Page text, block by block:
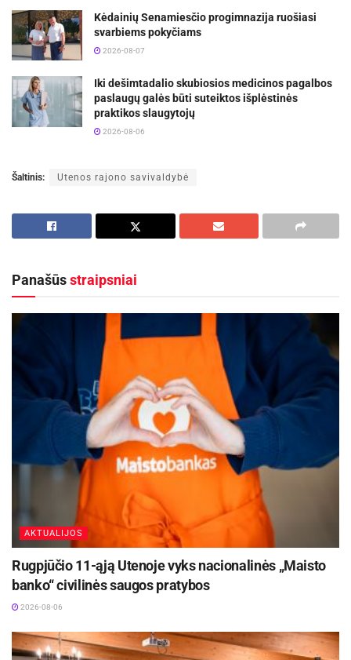
Kėdainių Senamiesčio progimnazija ruošiasi
svarbiems pokyčiams
2026-08-07
Iki dešimtadalio skubiosios medicinos pagalbos
paslaugų galės būti suteiktos išplėstinės
praktikos slaugytojų
2026-08-06
Šaltinis: Utenos rajono savivaldybė
Panašūsstraipsniai
AKTUALIJOS
Rugpjūčio 11-ąją Utenoje vyks nacionalinės „Maisto
banko“ civilinės saugos pratybos
2026-08-06